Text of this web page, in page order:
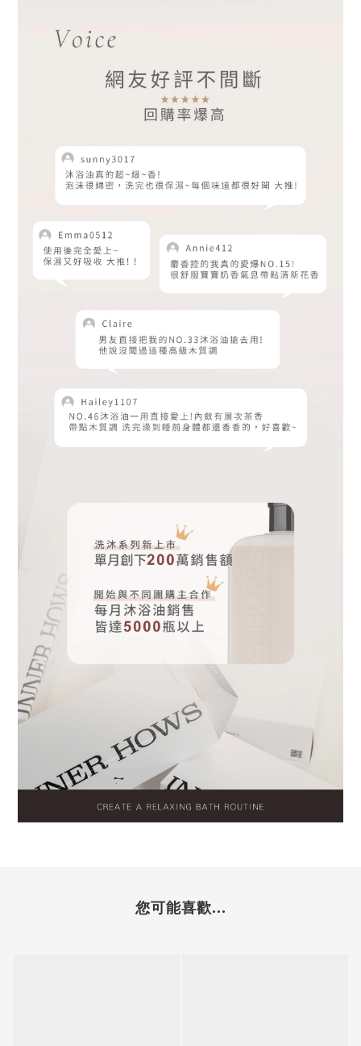
您可能喜歡...